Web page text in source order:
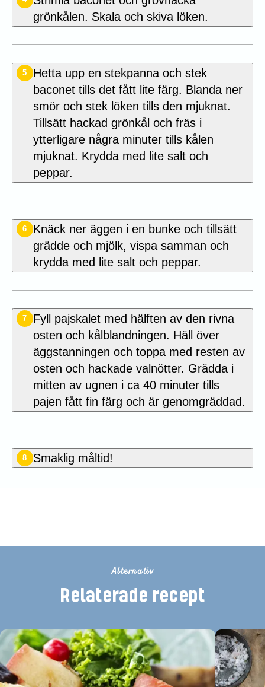
grönkålen. Skala och skiva löken.
5
Hetta upp en stekpanna och stek
baconet tills det fått lite färg. Blanda ner
smör och stek löken tills den mjuknat.
Tillsätt hackad grönkål och fräs i
ytterligare några minuter tills kålen
mjuknat. Krydda med lite salt och
peppar.
6
Knäck ner äggen i en bunke och tillsätt
grädde och mjölk, vispa samman och
krydda med lite salt och peppar.
7
Fyll pajskalet med hälften av den rivna
osten och kålblandningen. Häll över
äggstanningen och toppa med resten av
osten och hackade valnötter. Grädda i
mitten av ugnen i ca 40 minuter tills
pajen fått fin färg och är genomgräddad.
8 Smaklig måltid!
Alternativ
Relaterade recept